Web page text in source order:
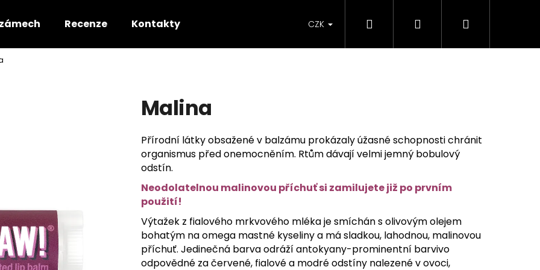
Recenze Kontakty CZK Hledat PřihlášeníNákupní
Malina
Přírodní látky obsažené v balzámu prokázaly úžasné schopnosti chránit
organismus před onemocněním. Rtům dávají velmi jemný bobulový
odstín.
Neodolatelnou malinovou příchuť si zamilujete již po prvním
použití!
Výtažek z fialového mrkvového mléka je smíchán s olivovým olejem
bohatým na omega mastné kyseliny a má sladkou, lahodnou, malinovou
příchuť. Jedinečná barva odráží antokyany-prominentní barvivo
odpovědné za červené, fialové a modré odstíny nalezené v ovoci,
HLEDAT